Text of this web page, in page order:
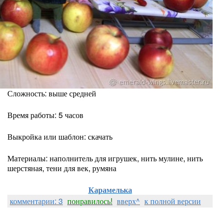
Сложность: выше средней
Время работы: 5 часов
Выкройка или шаблон: скачать
Материалы: наполнитель для игрушек, нить мулине, нить
шерстяная, тени для век, румяна
Карамелька
комментарии: 3 понравилось! вверх^ к полной версии